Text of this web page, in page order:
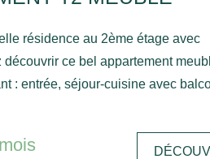
résidence au 2ème étage avec
découvrir ce bel appartement
: entrée, séjour-cuisine avec
parking extérieur. Chauffage